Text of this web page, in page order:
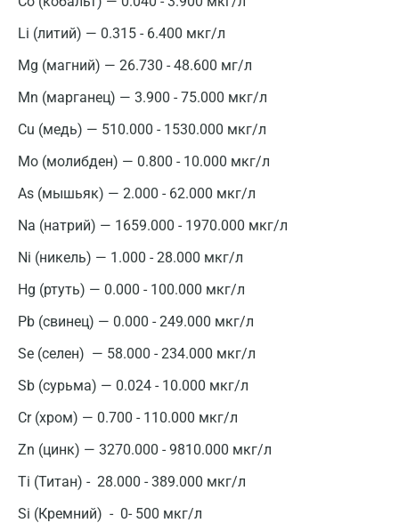
Li (литий) — 0.315 - 6.400 мкг/л
Mg (магний) — 26.730 - 48.600 мг/л
Mn (марганец) — 3.900 - 75.000 мкг/л
Cu (медь) — 510.000 - 1530.000 мкг/л
Мо (молибден) — 0.800 - 10.000 мкг/л
As (мышьяк) — 2.000 - 62.000 мкг/л
Na (натрий) — 1659.000 - 1970.000 мкг/л
Ni (никель) — 1.000 - 28.000 мкг/л
Hg (ртуть) — 0.000 - 100.000 мкг/л
Pb (свинец) — 0.000 - 249.000 мкг/л
Se (селен) — 58.000 - 234.000 мкг/л
Sb (сурьма) — 0.024 - 10.000 мкг/л
Cr (хром) — 0.700 - 110.000 мкг/л
Zn (цинк) — 3270.000 - 9810.000 мкг/л
Ti (Титан) - 28.000 - 389.000 мкг/л
Si (Кремний) - 0- 500 мкг/л
Москва
Санкт-Петербург
Нижний Новгород
Казань
Альметьевск
Апрелевка
Армавир
Брянск
Великий Новгород
Видное
Владимир